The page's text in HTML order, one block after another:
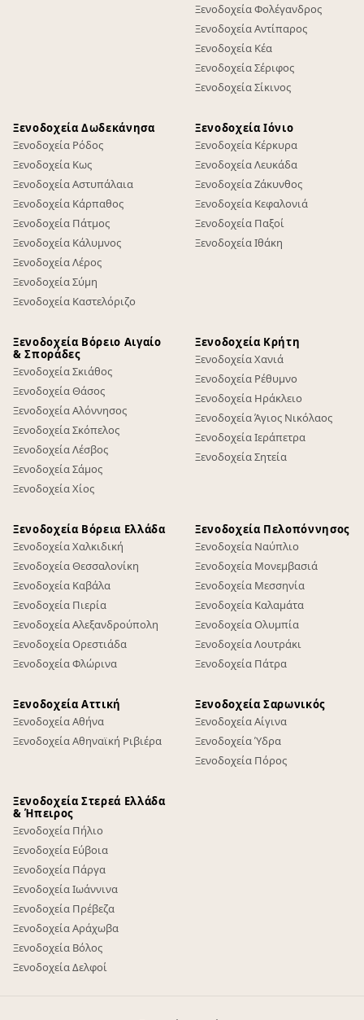
Ξενοδοχεία Φολέγανδρος
Ξενοδοχεία Αντίπαρος
Ξενοδοχεία Κέα
Ξενοδοχεία Σέριφος
Ξενοδοχεία Σίκινος
Ξενοδοχεία Δωδεκάνησα
Ξενοδοχεία Ρόδος
Ξενοδοχεία Κως
Ξενοδοχεία Αστυπάλαια
Ξενοδοχεία Κάρπαθος
Ξενοδοχεία Πάτμος
Ξενοδοχεία Κάλυμνος
Ξενοδοχεία Λέρος
Ξενοδοχεία Σύμη
Ξενοδοχεία Καστελόριζο
Ξενοδοχεία Ιόνιο
Ξενοδοχεία Κέρκυρα
Ξενοδοχεία Λευκάδα
Ξενοδοχεία Ζάκυνθος
Ξενοδοχεία Κεφαλονιά
Ξενοδοχεία Παξοί
Ξενοδοχεία Ιθάκη
Ξενοδοχεία Βόρειο Αιγαίο
& Σποράδες
Ξενοδοχεία Σκιάθος
Ξενοδοχεία Θάσος
Ξενοδοχεία Αλόννησος
Ξενοδοχεία Σκόπελος
Ξενοδοχεία Λέσβος
Ξενοδοχεία Σάμος
Ξενοδοχεία Χίος
Ξενοδοχεία Κρήτη
Ξενοδοχεία Χανιά
Ξενοδοχεία Ρέθυμνο
Ξενοδοχεία Ηράκλειο
Ξενοδοχεία Άγιος Νικόλαος
Ξενοδοχεία Ιεράπετρα
Ξενοδοχεία Σητεία
Ξενοδοχεία Βόρεια Ελλάδα
Ξενοδοχεία Χαλκιδική
Ξενοδοχεία Θεσσαλονίκη
Ξενοδοχεία Καβάλα
Ξενοδοχεία Πιερία
Ξενοδοχεία Αλεξανδρούπολη
Ξενοδοχεία Ορεστιάδα
Ξενοδοχεία Φλώρινα
Ξενοδοχεία Πελοπόννησος
Ξενοδοχεία Ναύπλιο
Ξενοδοχεία Μονεμβασιά
Ξενοδοχεία Μεσσηνία
Ξενοδοχεία Καλαμάτα
Ξενοδοχεία Ολυμπία
Ξενοδοχεία Λουτράκι
Ξενοδοχεία Πάτρα
Ξενοδοχεία Αττική
Ξενοδοχεία Αθήνα
Ξενοδοχεία Αθηναϊκή Ριβιέρα
Ξενοδοχεία Σαρωνικός
Ξενοδοχεία Αίγινα
Ξενοδοχεία Ύδρα
Ξενοδοχεία Πόρος
Ξενοδοχεία Στερεά Ελλάδα
& Ήπειρος
Ξενοδοχεία Πήλιο
Ξενοδοχεία Εύβοια
Ξενοδοχεία Πάργα
Ξενοδοχεία Ιωάννινα
Ξενοδοχεία Πρέβεζα
Ξενοδοχεία Αράχωβα
Ξενοδοχεία Βόλος
Ξενοδοχεία Δελφοί